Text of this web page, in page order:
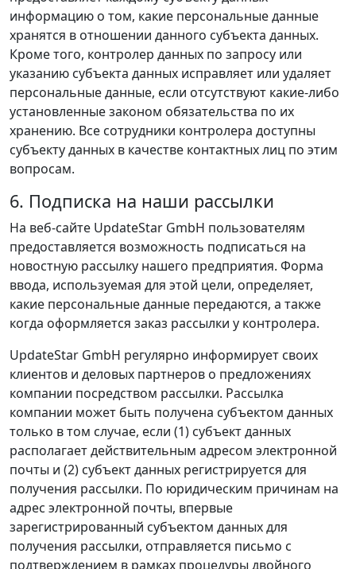
информацию о том, какие персональные данные
хранятся в отношении данного субъекта данных.
Кроме того, контролер данных по запросу или
указанию субъекта данных исправляет или удаляет
персональные данные, если отсутствуют какие‑либо
установленные законом обязательства по их
хранению. Все сотрудники контролера доступны
субъекту данных в качестве контактных лиц по этим
вопросам.
6. Подписка на наши рассылки
На веб‑сайте UpdateStar GmbH пользователям
предоставляется возможность подписаться на
новостную рассылку нашего предприятия. Форма
ввода, используемая для этой цели, определяет,
какие персональные данные передаются, а также
когда оформляется заказ рассылки у контролера.
UpdateStar GmbH регулярно информирует своих
клиентов и деловых партнеров о предложениях
компании посредством рассылки. Рассылка
компании может быть получена субъектом данных
только в том случае, если (1) субъект данных
располагает действительным адресом электронной
почты и (2) субъект данных регистрируется для
получения рассылки. По юридическим причинам на
адрес электронной почты, впервые
зарегистрированный субъектом данных для
получения рассылки, отправляется письмо с
подтверждением в рамках процедуры двойного